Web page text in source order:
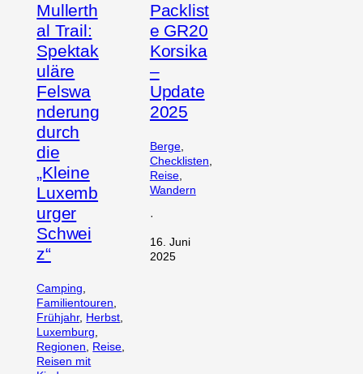
Mullerth
al Trail:
Spektak
uläre
Felswa
nderung
durch
die
„Kleine
Luxemb
urger
Schwei
z“
Camping
Familientouren
Frühjahr, Herbst
Luxemburg
Regionen
Reise
Reisen mit
Packlist
e GR20
Korsika
–
Update
2025
Berge
Checklisten
Reise
Wandern
·
16. Juni
2025